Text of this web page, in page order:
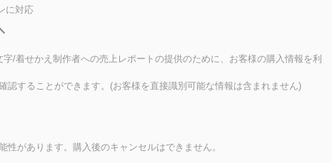
に対応
/着せかえ制作者への売上レポートの提供のために、お客様の購入情報を利
認することができます。(お客様を直接識別可能な情報は含まれません)
性があります。購入後のキャンセルはできません。